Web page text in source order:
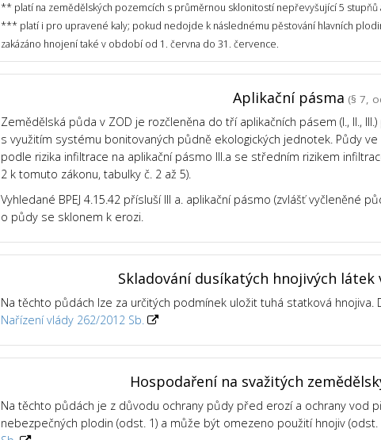
** platí na zemědělských pozemcích s průměrnou sklonitostí nepřevyšující 5
*** platí i pro upravené kaly; pokud nedojde k následnému pěstování hlavních
zakázáno hnojení také v období od 1. června do 31. července.
Aplikační pásma (§ 7,
Zemědělská půda v ZOD je rozčleněna do tří aplikačních pásem (I., II.,
s využitím systému bonitovaných půdně ekologických jednotek. Půdy
podle rizika infiltrace na aplikační pásmo III.a se středním rizikem
2 k tomuto zákonu, tabulky č. 2 až 5).
Vyhledané BPEJ 4.15.42 přísluší III a. aplikační pásmo (zvlášť vyčleněné
o půdy se sklonem k erozi.
Skladování dusíkatých hnojivých látek
Na těchto půdách lze za určitých podmínek uložit tuhá statková
Nařízení vlády 262/2012 Sb.
Hospodaření na svažitých
Na těchto půdách je z důvodu ochrany půdy před erozí a ochrany vod
nebezpečných plodin (odst. 1) a může být omezeno použití hnojiv (odst.